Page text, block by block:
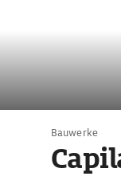
Bauwerke